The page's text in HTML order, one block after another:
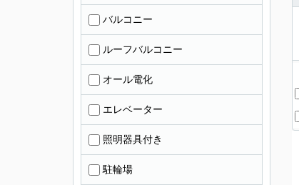
バルコニー
ルーフバルコニー
オール電化
エレベーター
照明器具付き
駐輪場